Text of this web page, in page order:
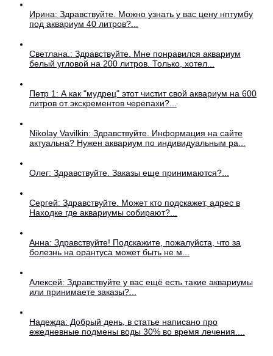
Ирина: Здравствуйте. Можно узнать у вас цену нптумбу
под аквариум 40 литров?...
Светлана.: Здравствуйте. Мне понравился аквариум
белый угловой на 200 литров. Только, хотел...
Петр 1: А как "мудрец" этот чистит свой аквариум на 600
литров от экскрементов черепахи?...
Nikolay Vavilkin: Здравствуйте. Информация на сайте
актуальна? Нужен аквариум по индивидуальным ра...
Олег: Здравствуйте. Заказы еще принимаются?...
Сергей: Здравствуйте. Может кто подскажет, адрес в
Находке где аквариумы собирают?...
Анна: Здравствуйте! Подскажите, пожалуйста, что за
болезнь на орантуса может быть не м...
Алексей: Здравствуйте у вас ещё есть такие аквариумы
или принимаете заказы?...
Надежда: Добрый день, в статье написано про
ежедневные подмены воды 30% во время лечения....